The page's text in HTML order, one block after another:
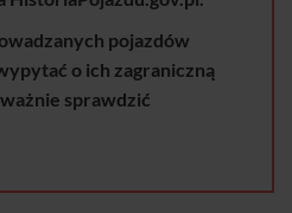
pojazdów
o ich zagraniczną
sprawdzić